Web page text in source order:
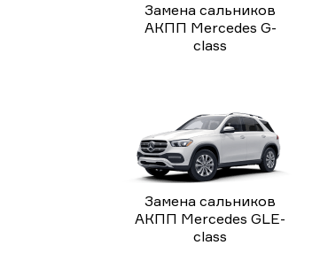
Замена сальников
АКПП Mercedes G-
class
Замена сальников
АКПП Mercedes GLE-
class